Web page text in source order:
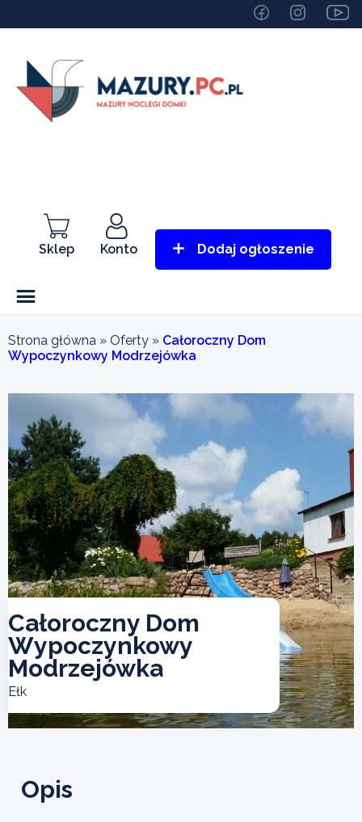
Sklep Konto Dodaj ogłoszenie
Strona główna » Oferty » Całoroczny Dom
Wypoczynkowy Modrzejówka
Całoroczny Dom
Wypoczynkowy
Modrzejówka
Ełk
Opis